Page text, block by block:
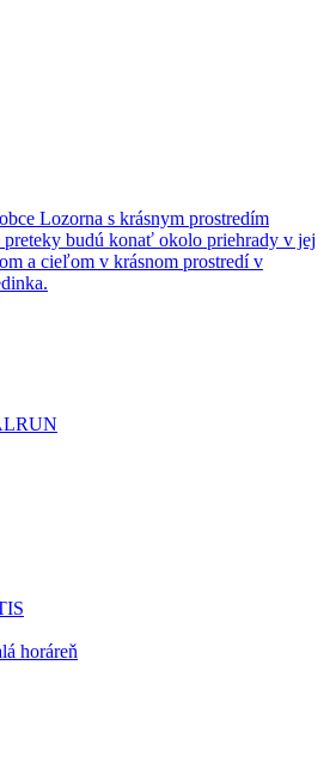
Lozorna s krásnym prostredím
budú konať okolo priehrady v jej
a cieľom v krásnom prostredí v
horáreň